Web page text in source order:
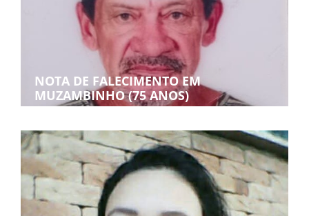
NOTA DE FALECIMENTO EM
MUZAMBINHO (75 ANOS)